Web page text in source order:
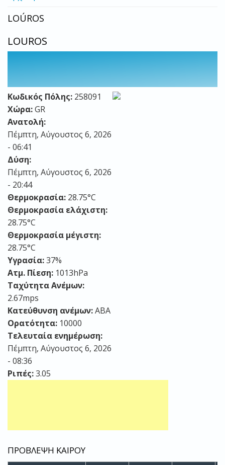
LOÚROS
LOUROS
Κωδικός Πόλης: 258091
Χώρα:GR
Ανατολή:
Πέμπτη, Αύγουστος 6, 2026
- 06:41
Δύση:
Πέμπτη, Αύγουστος 6, 2026
- 20:44
Θερμοκρασία: 28.75°C
Θερμοκρασία ελάχιστη:
28.75°C
Θερμοκρασία μέγιστη:
28.75°C
Υγρασία:37%
Ατμ. Πίεση: 1013hPa
Ταχύτητα Ανέμων:
2.67mps
Κατεύθυνση ανέμων:ΑΒΑ
Ορατότητα: 10000
Τελευταία ενημέρωση:
Πέμπτη, Αύγουστος 6, 2026
- 08:36
Ριπές:3.05
ΠΡΟΒΛΕΨΗ ΚΑΙΡΟΥ